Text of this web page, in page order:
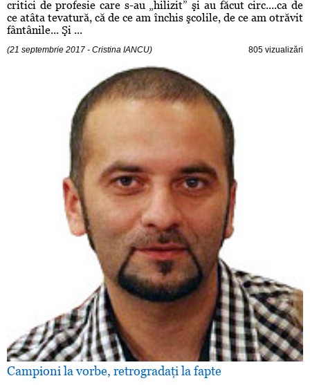
critici de profesie care s-au „hilizit” şi au făcut circ....ca de
ce atâta tevatură, că de ce am închis şcolile, de ce am otrăvit
fântânile... Şi ...
(21 septembrie 2017 - Cristina IANCU) 805 vizualizări
Campioni la vorbe, retrogradaţi la fapte